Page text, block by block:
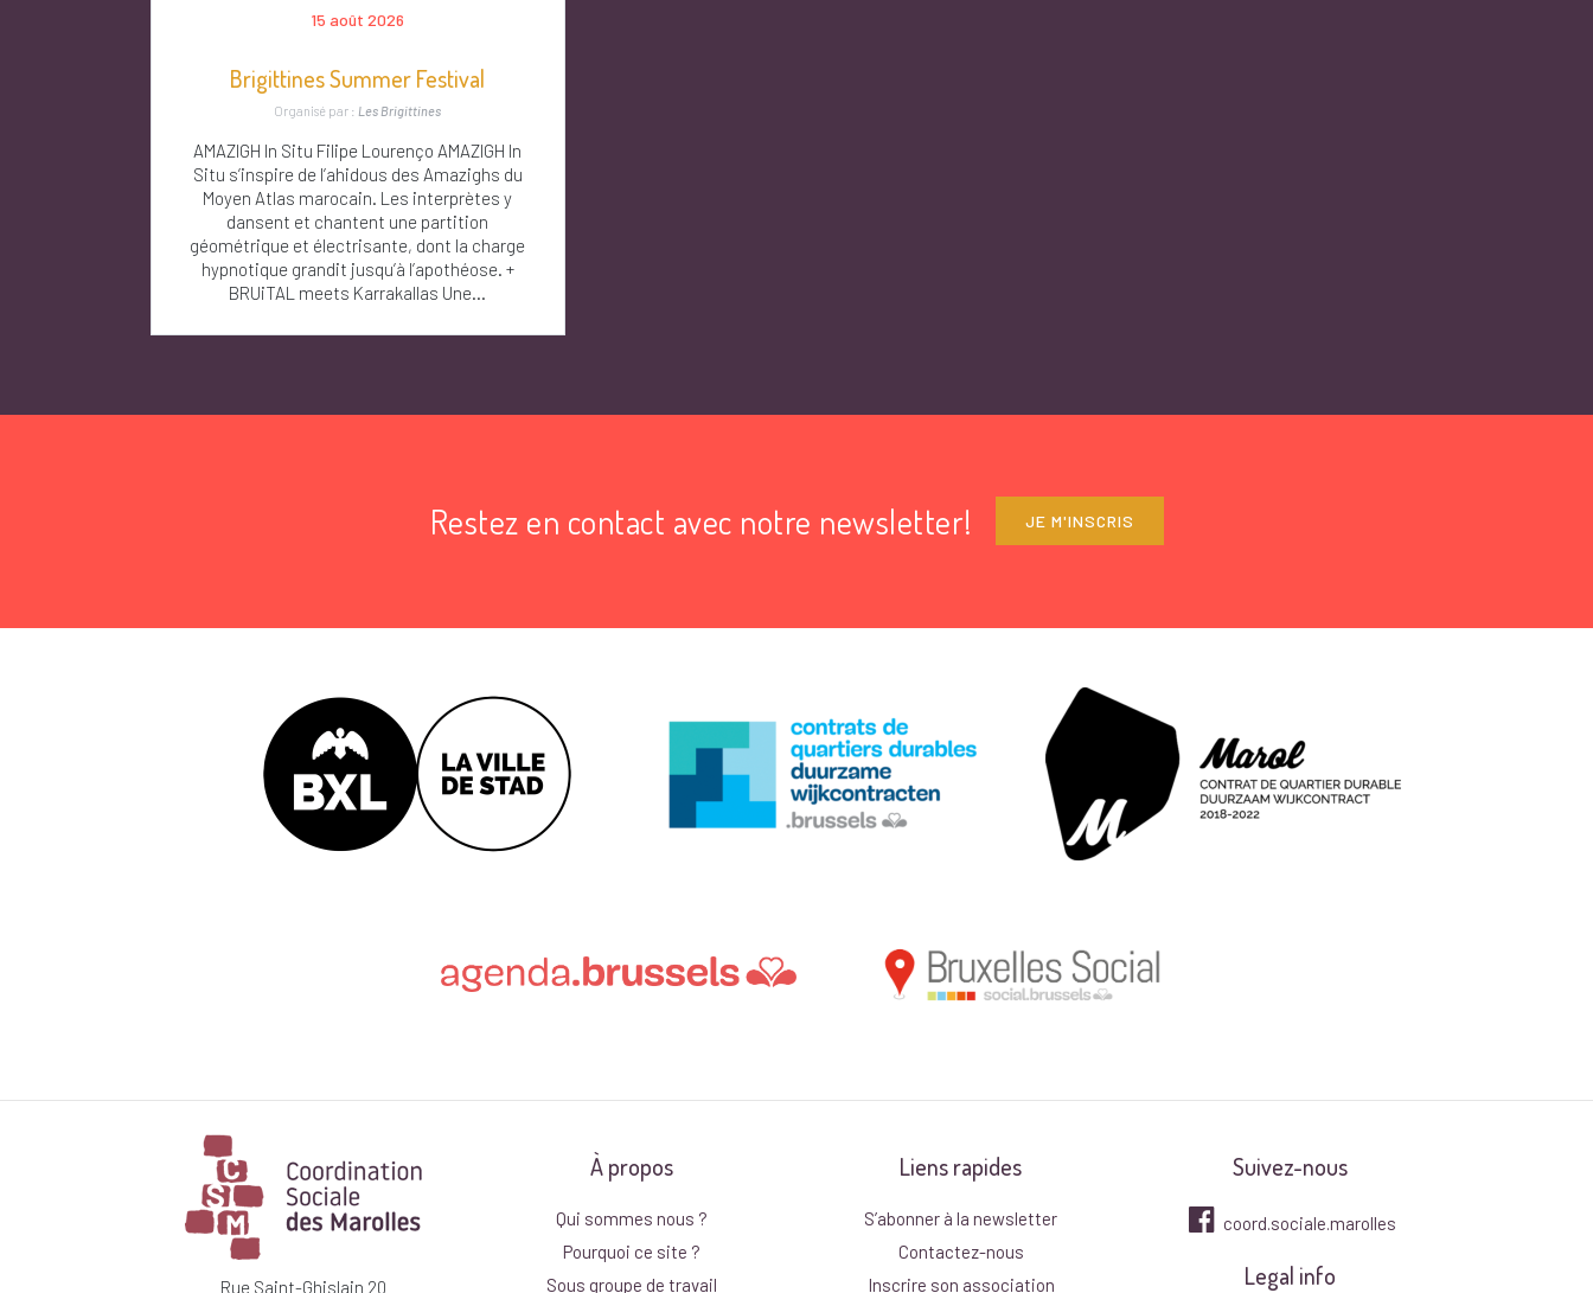
15 août 2026
Brigittines Summer Festival
Organisé par : Les Brigittines
AMAZIGH In Situ Filipe Lourenço AMAZIGH In
Situ s’inspire de l’ahidous des Amazighs du
Moyen Atlas marocain. Les interprètes y
dansent et chantent une partition
géométrique et électrisante, dont la charge
hypnotique grandit jusqu’à l’apothéose. +
BRUiTAL meets Karrakallas Une...
Restez en contact avec notre newsletter! JE M'INSCRIS
Rue Saint-Ghislain 20
À propos
Qui sommes nous ?
Pourquoi ce site ?
Sous groupe de travail
Liens rapides
S’abonner à la newsletter
Contactez-nous
Inscrire son association
Suivez-nous
coord.sociale.marolles
Legal info